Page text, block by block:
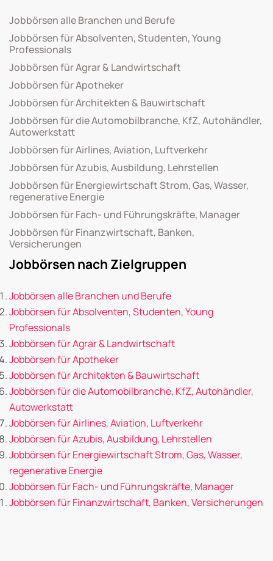
Jobbörsen alle Branchen und Berufe
Jobbörsen für Absolventen, Studenten, Young
Professionals
Jobbörsen für Agrar & Landwirtschaft
Jobbörsen für Apotheker
Jobbörsen für Architekten & Bauwirtschaft
Jobbörsen für die Automobilbranche, KfZ, Autohändler,
Autowerkstatt
Jobbörsen für Airlines, Aviation, Luftverkehr
Jobbörsen für Azubis, Ausbildung, Lehrstellen
Jobbörsen für Energiewirtschaft Strom, Gas, Wasser,
regenerative Energie
Jobbörsen für Fach- und Führungskräfte, Manager
Jobbörsen für Finanzwirtschaft, Banken,
Versicherungen
Jobbörsen nach Zielgruppen
Jobbörsen alle Branchen und Berufe
Jobbörsen für Absolventen, Studenten, Young
Professionals
Jobbörsen für Agrar & Landwirtschaft
Jobbörsen für Apotheker
Jobbörsen für Architekten & Bauwirtschaft
Jobbörsen für die Automobilbranche, KfZ, Autohändler,
Autowerkstatt
Jobbörsen für Airlines, Aviation, Luftverkehr
Jobbörsen für Azubis, Ausbildung, Lehrstellen
Jobbörsen für Energiewirtschaft Strom, Gas, Wasser,
regenerative Energie
Jobbörsen für Fach- und Führungskräfte, Manager
Jobbörsen für Finanzwirtschaft, Banken, Versicherungen